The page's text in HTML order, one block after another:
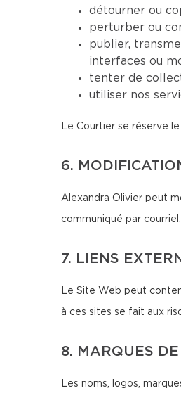
détourner ou
perturber ou
publier,
interfaces ou
tenter de
utiliser nos
Le Courtier se réserve
6.
Alexandra Olivier peut
communiqué par
7. LIENS
Le Site Web peut
à ces sites se fait aux
8. MARQUES
Les noms, logos,